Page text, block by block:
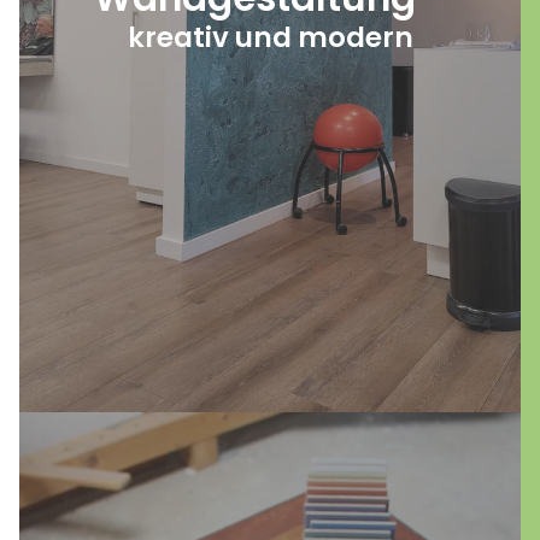
kreativ und modern
setzen wir zudem mit natürlichen
Kalkputzwänden. Diese 100%igen
Naturprodukte stärken nicht nur das
Raumklima, sondern bieten auch eine
vielseitige Gestaltung. Wählen Sie Farbtöne
und Struktur nach Ihrem Geschmack – Ihre
persönliche Wandgestaltung beginnt hier!
mehr erfahren
Entdecken Sie die zeitlose Eleganz und